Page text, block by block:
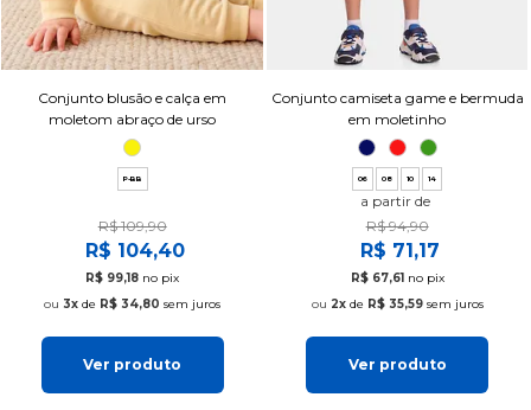
Conjunto blusão e calça em
moletom abraço de urso
P-BB
R$ 109,90
R$ 104,40
R$ 99,18 no pix
3x de R$ 34,80 sem juros
Ver produto
Conjunto camiseta game e bermuda
em moletinho
06 08 10 14
a partir de
R$ 94,90
R$ 71,17
R$ 67,61 no pix
2xde R$ 35,59sem juros
Ver produto